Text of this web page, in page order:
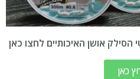
אושן האיכותיים לחצו כאן
כאן